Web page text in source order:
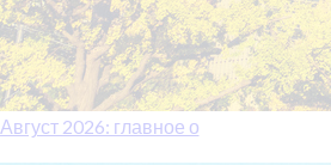
Август 2026: главное о